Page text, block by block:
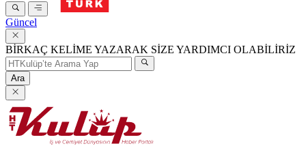
Güncel
BİRKAÇ KELİME YAZARAK SİZE YARDIMCI OLABİLİRİZ
Ara